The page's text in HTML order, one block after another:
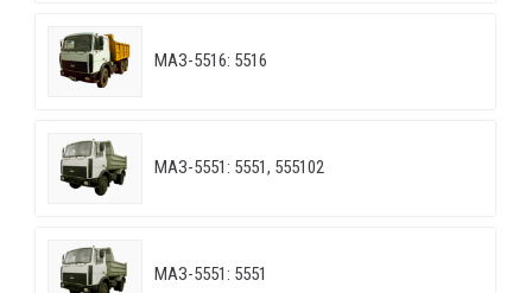
МАЗ-5516: 5516
МАЗ-5551: 5551, 555102
МАЗ-5551: 5551